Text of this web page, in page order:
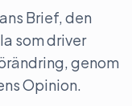
Brief, den
som driver
genom
Opinion.